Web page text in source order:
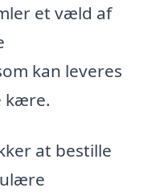
et væld af
kan leveres
kære.
at bestille